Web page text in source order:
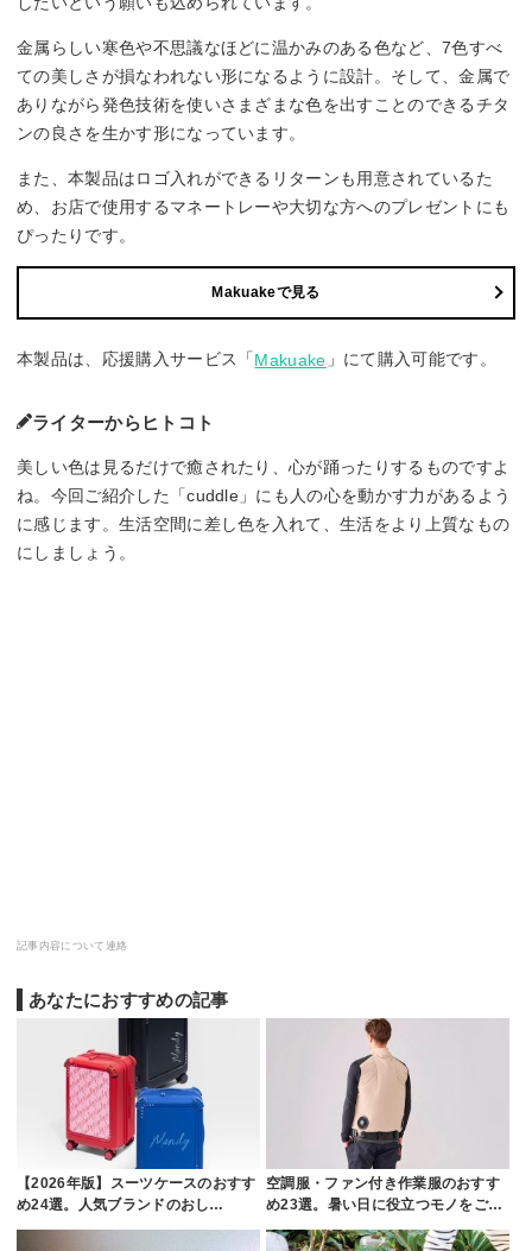
金属らしい寒色や不思議なほどに温かみのある色など、7色すべ
ての美しさが損なわれない形になるように設計。そして、金属で
ありながら発色技術を使いさまざまな色を出すことのできるチタ
ンの良さを生かす形になっています。
また、本製品はロゴ入れができるリターンも用意されているた
め、お店で使用するマネートレーや大切な方へのプレゼントにも
ぴったりです。
Makuakeで見る
本製品は、応援購入サービス「Makuake 」にて購入可能です。
ライターからヒトコト
美しい色は見るだけで癒されたり、心が踊ったりするものですよ
ね。今回ご紹介した「cuddle」にも人の心を動かす力があるよう
に感じます。生活空間に差し色を入れて、生活をより上質なもの
にしましょう。
記事内容について連絡
あなたにおすすめの記事
【2026年版】スーツケースのおすす
め24選。人気ブランドのおし…
空調服・ファン付き作業服のおすす
め23選。暑い日に役立つモノをご…